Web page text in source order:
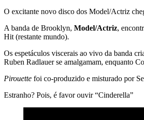
O excitante novo disco dos Model/Actriz
A banda de Brooklyn, Model/Actriz,
Hit (restante mundo).
Os espetáculos viscerais ao vivo da banda
Ruben Radlauer se amalgamam, enquanto
Pirouette foi co-produzido e misturado por
Estranho? Pois, é favor ouvir “Cinderella”